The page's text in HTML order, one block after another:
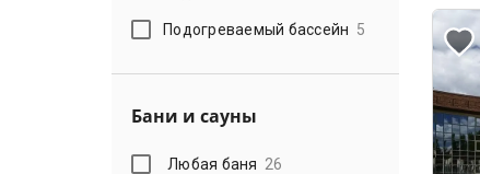
Подогреваемый бассейн 5
Бани и сауны
Любая баня 26